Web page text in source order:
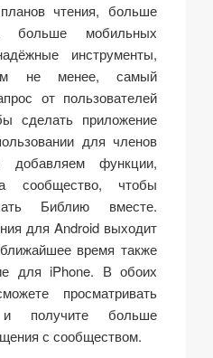
чтения, больше
больше мобильных
инструменты,
не менее, самый
от пользователей
сделать приложение
для членов
добавляем функции,
сообщество, чтобы
Библию вместе.
для Android выходит
время также
для iPhone. В обоих
просматривать
получите больше
с сообществом.